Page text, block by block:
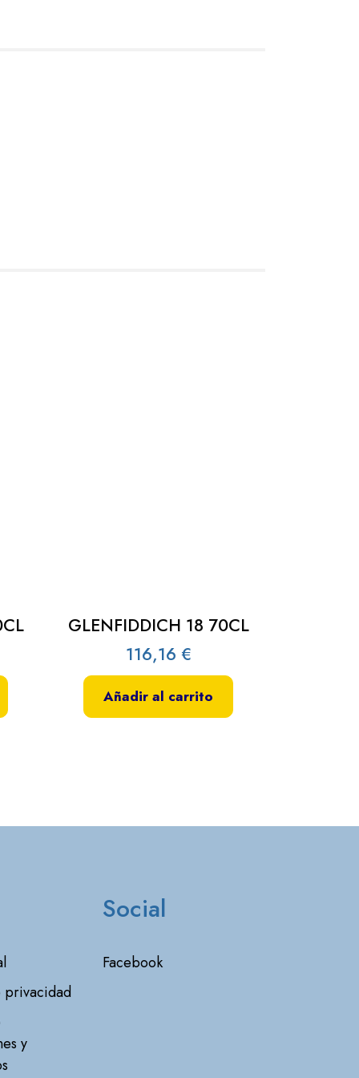
GLENFIDDICH 18 70CL
116,16 €
Añadir al carrito
privacidad
y
Social
Facebook